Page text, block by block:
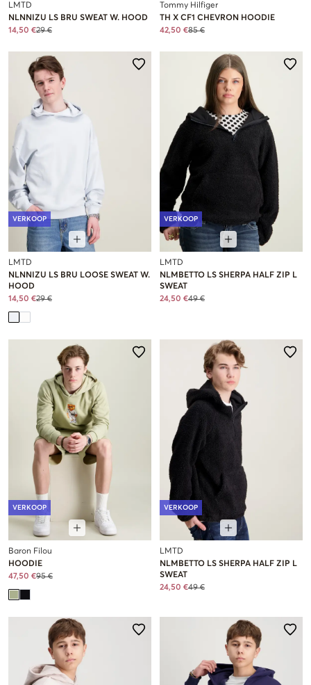
LMTD
NLNNIZU LS BRU SWEAT W. HOOD
14,50 €29 €
Tommy Hilfiger
TH X CF1 CHEVRON HOODIE
42,50 €85 €
VERKOOP
LMTD
NLNNIZU LS BRU LOOSE SWEAT W.
HOOD
14,50 €29 €
VERKOOP
LMTD
NLMBETTO LS SHERPA HALF ZIP L
SWEAT
24,50 €49 €
VERKOOP
Baron Filou
HOODIE
47,50 €95 €
VERKOOP
LMTD
NLMBETTO LS SHERPA HALF ZIP L
SWEAT
24,50 €49 €